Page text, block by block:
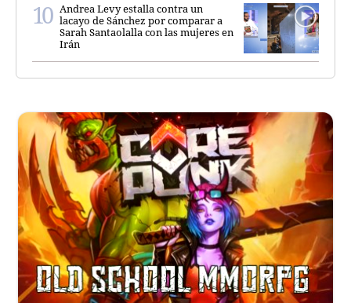
Andrea Levy estalla contra un
lacayo de Sánchez por comparar a
Sarah Santaolalla con las mujeres en
Irán